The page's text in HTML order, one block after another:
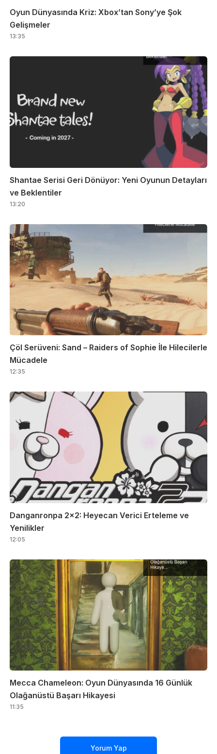
Oyun Dünyasında Kriz: Xbox’tan Sony’ye Şok
Gelişmeler
13:35
Shantae Serisi Geri Dönüyor: Yeni Oyunun Detayları
ve Beklentiler
13:20
Çöl Serüveni: Sand – Raiders of Sophie İle Hilecilerle
Mücadele
12:35
Danganronpa 2×2: Heyecan Verici Erteleme ve
Yenilikler
12:05
Mecca Chameleon: Oyun Dünyasında 16 Günlük
Olağanüstü Başarı Hikayesi
11:35
Yorum Yap